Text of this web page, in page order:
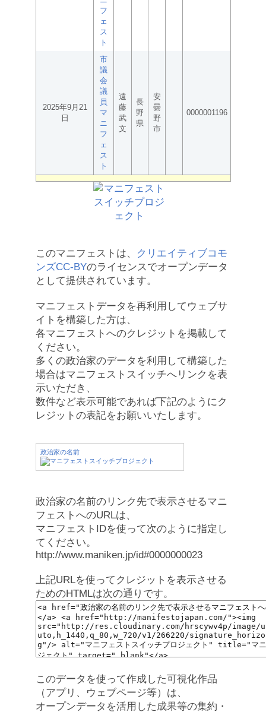
フ
ェ
ス
ト
2025年9月21
日
市
議
会
議
員
マ
ニ
フ
ェ
ス
ト
遠
藤
武
文
長
野
県
安
曇
野
市
0000001196
このマニフェストは、
クリエイティブコモ
ンズCC-BYのライセンスでオープンデータ
として提供されています。
マニフェストデータを再利用してウェブサ
イトを構築した方は、
各マニフェストへのクレジットを掲載して
ください。
多くの政治家のデータを利用して構築した
場合はマニフェストスイッチへリンクを表
示いただき、
数件など表示可能であれば下記のようにク
レジットの表記をお願いいたします。
政治家の名前
政治家の名前のリンク先で表示させるマニ
フェストへのURLは、
マニフェストIDを使って次のように指定し
てください。
http://www.maniken.jp/id#0000000023
上記URLを使ってクレジットを表示させる
ためのHTMLは次の通りです。
このデータを使って作成した可視化作品
（アプリ、ウェブページ等）は、
オープンデータを活用した成果等の集約・